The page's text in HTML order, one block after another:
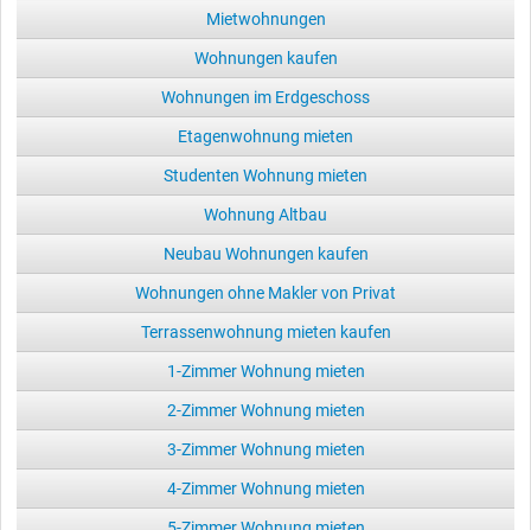
Mietwohnungen
Wohnungen kaufen
Wohnungen im Erdgeschoss
Etagenwohnung mieten
Studenten Wohnung mieten
Wohnung Altbau
Neubau Wohnungen kaufen
Wohnungen ohne Makler von Privat
Terrassenwohnung mieten kaufen
1-Zimmer Wohnung mieten
2-Zimmer Wohnung mieten
3-Zimmer Wohnung mieten
4-Zimmer Wohnung mieten